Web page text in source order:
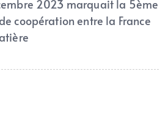
2023 marquait la 5ème
coopération entre la France